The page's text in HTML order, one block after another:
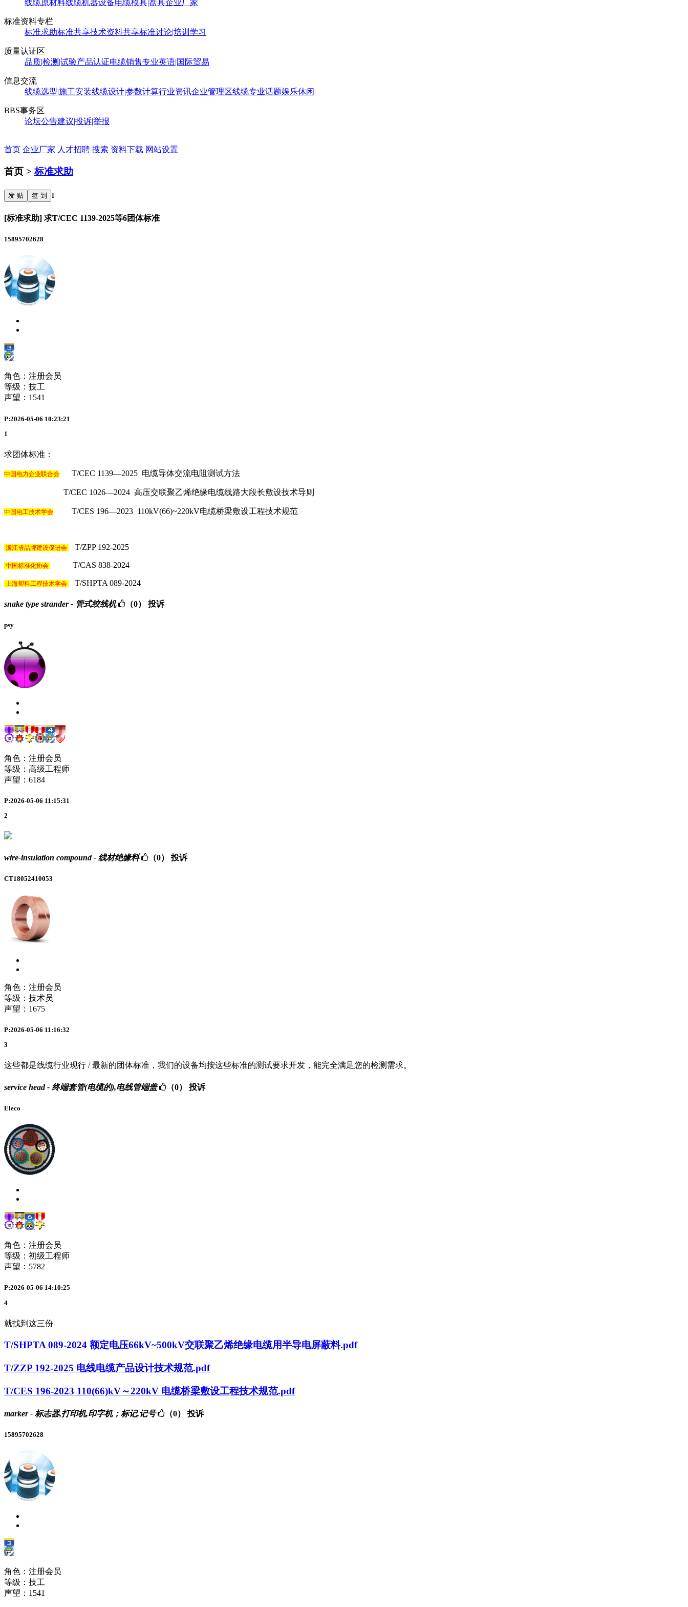
线缆原材料线缆机器设备电缆模具|盘具企业厂家
标准资料专栏
标准求助标准共享技术资料共享标准讨论|培训学习
质量认证区
品质|检测|试验产品认证电缆销售专业英语|国际贸易
信息交流
线缆选型|施工安装线缆设计|参数计算行业资讯企业管理区线缆专业话题娱乐休闲
BBS事务区
论坛公告建议|投诉|举报
首页 企业厂家 人才招聘 搜索 资料下载 网站设置
首页 >标准求助
发 贴 签 到 1
[标准求助] 求T/CEC 1139-2025等6团体标准
15895702628
角色：注册会员
等级：技工
声望： 1541
P:2026-05-06 10:23:21
1
求团体标准：
中国电力企业联合会 T/CEC 1139—2025 电缆导体交流电阻测试方法
T/CEC 1026—2024 高压交联聚乙烯绝缘电缆线路大段长敷设技术导则
中国电工技术学会 T/CES 196—2023 110kV(66)~220kV电缆桥梁敷设工程技术规范
浙江省品牌建设促进会 T/ZPP 192-2025
中国标准化协会 T/CAS 838-2024
上海塑料工程技术学会 T/SHPTA 089-2024
snake type strander - 管式绞线机 （0） 投诉
psy
角色：注册会员
等级：高级工程师
声望： 6184
P:2026-05-06 11:15:31
2
wire-insulation compound - 线材绝缘料 （0） 投诉
CT18052410053
角色：注册会员
等级：技术员
声望： 1675
P:2026-05-06 11:16:32
3
这些都是线缆行业现行 / 最新的团体标准，我们的设备均按这些标准的测试要求开发，能完全满足您的检测需求。
service head - 终端套管(电缆的),电线管端盖 （0） 投诉
Eleco
角色：注册会员
等级：初级工程师
声望： 5782
P:2026-05-06 14:10:25
4
就找到这三份
T/SHPTA 089-2024 额定电压66kV~500kV交联聚乙烯绝缘电缆用半导电屏蔽料.pdf
T/ZZP 192-2025 电线电缆产品设计技术规范.pdf
T/CES 196-2023 110(66)kV～220kV 电缆桥梁敷设工程技术规范.pdf
marker - 标志器,打印机,印字机；标记,记号 （0） 投诉
15895702628
角色：注册会员
等级：技工
声望： 1541